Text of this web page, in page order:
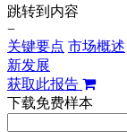
跳转到内容
−
关键要点 市场概述
新发展
获取此报告
下载免费样本